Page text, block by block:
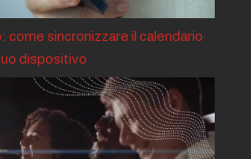
come sincronizzare il calendario
dispositivo